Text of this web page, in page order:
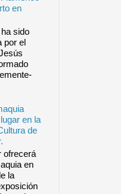
en
sido
por el
en la
de
ofrecerá
en
la